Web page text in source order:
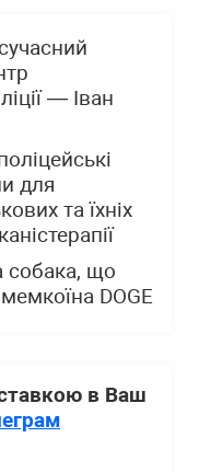
— Іван
для
та їхніх
собака, що
DOGЕ
в Ваш